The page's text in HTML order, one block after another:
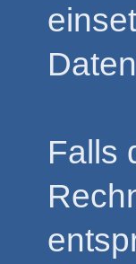
Falls